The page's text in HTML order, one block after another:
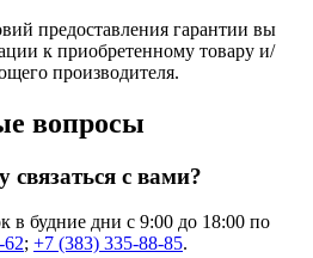
предоставления гарантии вы
к приобретенному товару и/
производителя.
вопросы
связаться с вами?
в будние дни с 9:00 до 18:00 по
62; +7 (383) 335-88-85.